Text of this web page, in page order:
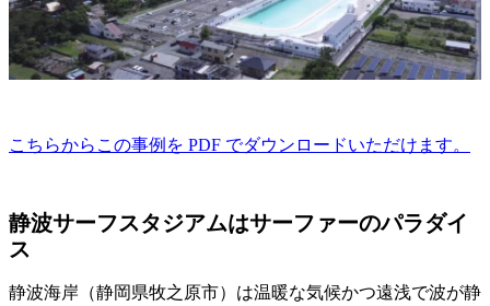
Video
こちらからこの事例を PDF でダウンロードいただけます。
静波サーフスタジアムはサーファーのパラダイ
ス
静波海岸（静岡県牧之原市）は温暖な気候かつ遠浅で波が静